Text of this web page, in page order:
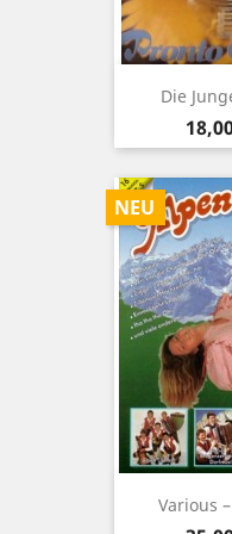
Die
Preis
Various
NEU